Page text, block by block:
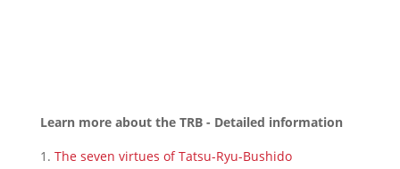
Learn more about the TRB - Detailed information
The seven virtues of Tatsu-Ryu-Bushido